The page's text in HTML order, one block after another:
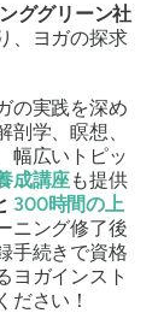
ググリーン社
、ヨガの探求
の実践を深め
剖学、瞑想、
幅広いトピッ
成講座も提供
300時間の上
ニング修了後
手続きで資格
ヨガインスト
ださい！